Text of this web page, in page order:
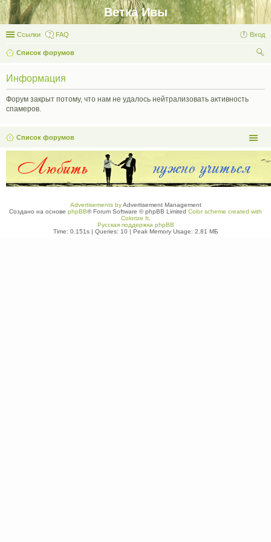
Ветка Ивы
Ссылки FAQ Вход
Список форумов
Информация
Форум закрыт потому, что нам не удалось нейтрализовать активность
спамеров.
Список форумов
Advertisements byAdvertisement Management
Создано на основе phpBB® Forum Software © phpBB Limited Color scheme created with
Colorize It.
Русская поддержка phpBB
Time: 0.151s| Queries: 10| Peak Memory Usage: 2.81 МБ